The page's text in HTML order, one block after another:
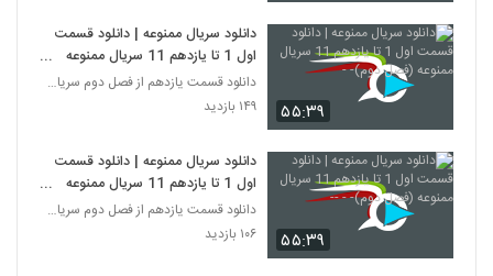
۵۵:۳۹
دانلود سریال ممنوعه | دانلود قسمت
اول 1 تا یازدهم 11 سریال ممنوعه
(فصل دوم)- -
دانلود قسمت یازدهم از فصل دوم سریال ممنوعه
۱۴۹ بازدید
۵۵:۳۹
دانلود سریال ممنوعه | دانلود قسمت
اول 1 تا یازدهم 11 سریال ممنوعه
(فصل دوم)- - --
دانلود قسمت یازدهم از فصل دوم سریال ممنوعه
۱۰۶ بازدید